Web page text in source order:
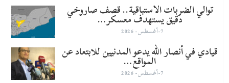
توالي الضربات الاستباقية.. قصف صاروخي
دقيق يستهدف معسكر…
7-أغسطس- 2026
قيادي في أنصار الله يدعو المدنيين للابتعاد عن
المواقع…
7-أغسطس- 2026